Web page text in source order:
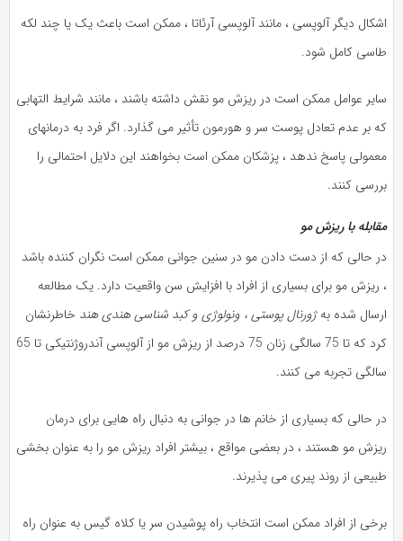
اشکال دیگر آلوپسی ، مانند آلوپسی آرئاتا ، ممکن است باعث یک یا چند لکه
طاسی کامل شود.
سایر عوامل ممکن است در ریزش مو نقش داشته باشند ، مانند شرایط التهابی
که بر عدم تعادل پوست سر و هورمون تأثیر می گذارد. اگر فرد به درمانهای
معمولی پاسخ ندهد ، پزشكان ممكن است بخواهند این دلایل احتمالی را
بررسی كنند.
مقابله با ریزش مو
در حالی که از دست دادن مو در سنین جوانی ممکن است نگران کننده باشد
، ریزش مو برای بسیاری از افراد با افزایش سن واقعیت دارد. یک مطالعه
ارسال شده بهژورنال پوستی ، ونولوژی و کبد شناسی هندی هند خاطرنشان
کرد که تا 75 سالگی زنان 75 درصد از ریزش مو از آلوپسی آندروژنتیکی تا 65
سالگی تجربه می کنند.
در حالی که بسیاری از خانم ها در جوانی به دنبال راه هایی برای درمان
ریزش مو هستند ، در بعضی مواقع ، بیشتر افراد ریزش مو را به عنوان بخشی
طبیعی از روند پیری می پذیرند.
برخی از افراد ممکن است انتخاب راه پوشیدن سر یا کلاه گیس به عنوان راه